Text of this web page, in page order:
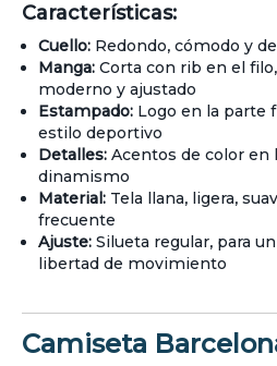
Características:
Cuello: Redondo, cómodo y
Manga: Corta con rib en el
moderno y ajustado
Estampado: Logo en la parte
estilo deportivo
Detalles: Acentos de color en
dinamismo
Material: Tela llana, ligera,
frecuente
Ajuste: Silueta regular, para
libertad de movimiento
Camiseta